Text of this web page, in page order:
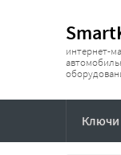
интернет-
Ключи